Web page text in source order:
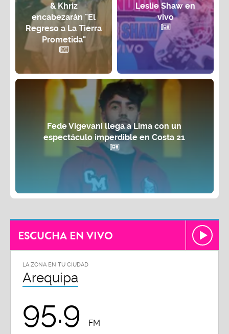
& Khriz
encabezarán "El
Regreso a La Tierra
Prometida"
Leslie Shaw en
vivo
Fede Vigevani llega a Lima con un
espectáculo imperdible en Costa 21
ESCUCHA EN VIVO
LA ZONA EN TU CIUDAD
Arequipa
95.9 FM